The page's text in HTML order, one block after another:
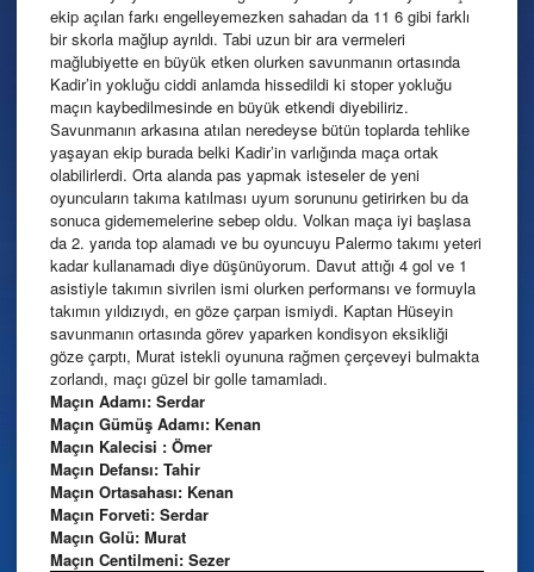
ekip açılan farkı engelleyemezken sahadan da 11 6 gibi farklı
bir skorla mağlup ayrıldı. Tabi uzun bir ara vermeleri
mağlubiyette en büyük etken olurken savunmanın ortasında
Kadir’in yokluğu ciddi anlamda hissedildi ki stoper yokluğu
maçın kaybedilmesinde en büyük etkendi diyebiliriz.
Savunmanın arkasına atılan neredeyse bütün toplarda tehlike
yaşayan ekip burada belki Kadir’in varlığında maça ortak
olabilirlerdi. Orta alanda pas yapmak isteseler de yeni
oyuncuların takıma katılması uyum sorununu getirirken bu da
sonuca gidememelerine sebep oldu. Volkan maça iyi başlasa
da 2. yarıda top alamadı ve bu oyuncuyu Palermo takımı yeteri
kadar kullanamadı diye düşünüyorum. Davut attığı 4 gol ve 1
asistiyle takımın sivrilen ismi olurken performansı ve formuyla
takımın yıldızıydı, en göze çarpan ismiydi. Kaptan Hüseyin
savunmanın ortasında görev yaparken kondisyon eksikliği
göze çarptı, Murat istekli oyununa rağmen çerçeveyi bulmakta
zorlandı, maçı güzel bir golle tamamladı.
Maçın Adamı: Serdar
Maçın Gümüş Adamı: Kenan
Maçın Kalecisi : Ömer
Maçın Defansı: Tahir
Maçın Ortasahası: Kenan
Maçın Forveti: Serdar
Maçın Golü: Murat
Maçın Centilmeni: Sezer